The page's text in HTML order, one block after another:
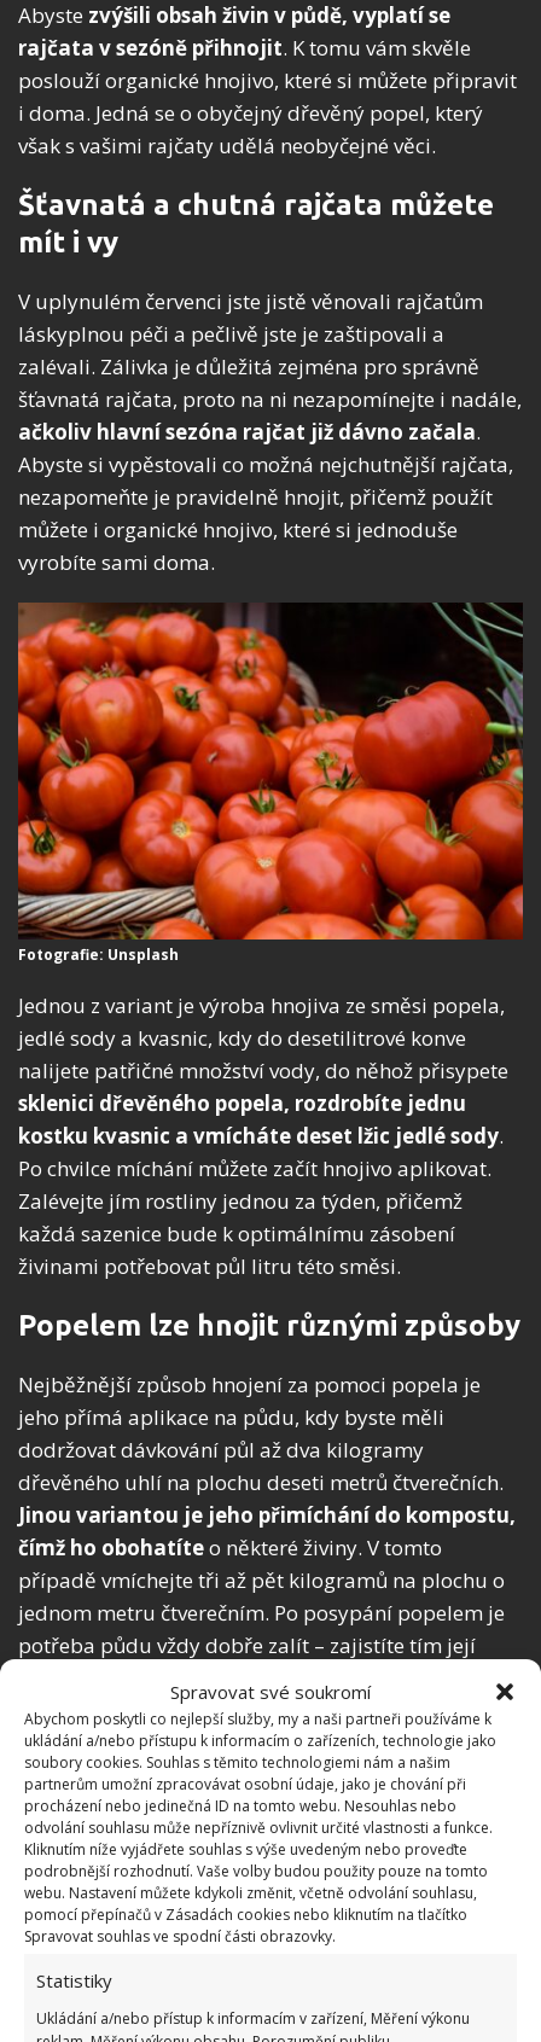
Spravovat své soukromí
Abychom poskytli co nejlepší služby, my a naši partneři používáme k
ukládání a/nebo přístupu k informacím o zařízeních, technologie jako
soubory cookies. Souhlas s těmito technologiemi nám a našim
partnerům umožní zpracovávat osobní údaje, jako je chování při
procházení nebo jedinečná ID na tomto webu. Nesouhlas nebo
odvolání souhlasu může nepříznivě ovlivnit určité vlastnosti a funkce.
Kliknutím níže vyjádřete souhlas s výše uvedeným nebo proveďte
podrobnější rozhodnutí. Vaše volby budou použity pouze na tomto
webu. Nastavení můžete kdykoli změnit, včetně odvolání souhlasu,
pomocí přepínačů v Zásadách cookies nebo kliknutím na tlačítko
Spravovat souhlas ve spodní části obrazovky.
Statistiky
Ukládání a/nebo přístup k informacím v zařízení, Měření výkonu
Abyste zvýšili obsah živin v půdě, vyplatí se
rajčata v sezóně přihnojit. K tomu vám skvěle
poslouží organické hnojivo, které si můžete připravit
i doma. Jedná se o obyčejný dřevěný popel, který
však s vašimi rajčaty udělá neobyčejné věci.
Šťavnatá a chutná rajčata můžete
mít i vy
V uplynulém červenci jste jistě věnovali rajčatům
láskyplnou péči a pečlivě jste je zaštipovali a
zalévali. Zálivka je důležitá zejména pro správně
šťavnatá rajčata, proto na ni nezapomínejte i nadále,
ačkoliv hlavní sezóna rajčat již dávno začala.
Abyste si vypěstovali co možná nejchutnější rajčata,
nezapomeňte je pravidelně hnojit, přičemž použít
můžete i organické hnojivo, které si jednoduše
vyrobíte sami doma.
Fotografie: Unsplash
Jednou z variant je výroba hnojiva ze směsi popela,
jedlé sody a kvasnic, kdy do desetilitrové konve
nalijete patřičné množství vody, do něhož přisypete
sklenici dřevěného popela, rozdrobíte jednu
kostku kvasnic a vmícháte deset lžic jedlé sody.
Po chvilce míchání můžete začít hnojivo aplikovat.
Zalévejte jím rostliny jednou za týden, přičemž
každá sazenice bude k optimálnímu zásobení
živinami potřebovat půl litru této směsi.
Popelem lze hnojit různými způsoby
Nejběžnější způsob hnojení za pomoci popela je
jeho přímá aplikace na půdu, kdy byste měli
dodržovat dávkování půl až dva kilogramy
dřevěného uhlí na plochu deseti metrů čtverečních.
Jinou variantou je jeho přimíchání do kompostu,
čímž ho obohatíteo některé živiny. V tomto
případě vmíchejte tři až pět kilogramů na plochu o
jednom metru čtverečním. Po posypání popelem je
potřeba půdu vždy dobře zalít – zajistíte tím její